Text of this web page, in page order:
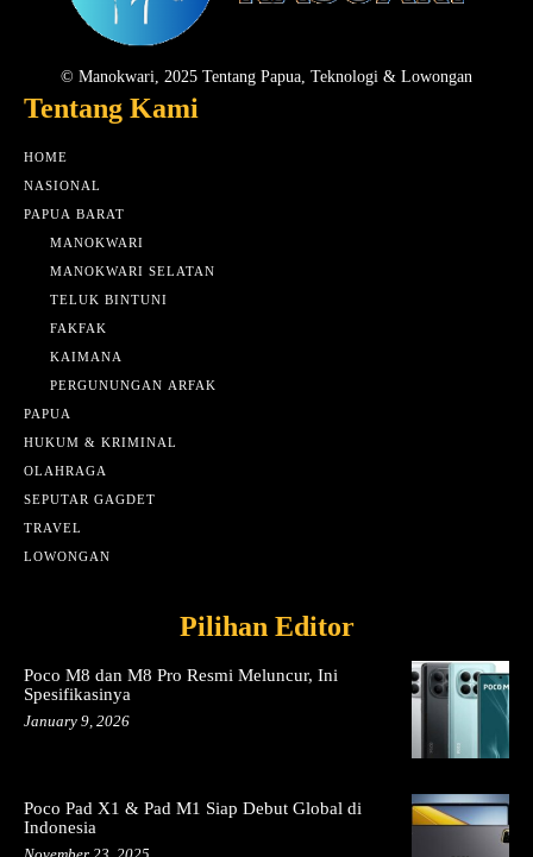
© Manokwari, 2025 Tentang Papua, Teknologi & Lowongan
Tentang Kami
HOME
NASIONAL
PAPUA BARAT
MANOKWARI
MANOKWARI SELATAN
TELUK BINTUNI
FAKFAK
KAIMANA
PERGUNUNGAN ARFAK
PAPUA
HUKUM & KRIMINAL
OLAHRAGA
SEPUTAR GAGDET
TRAVEL
LOWONGAN
Pilihan Editor
Poco M8 dan M8 Pro Resmi Meluncur, Ini
Spesifikasinya
January 9, 2026
Poco Pad X1 & Pad M1 Siap Debut Global di
Indonesia